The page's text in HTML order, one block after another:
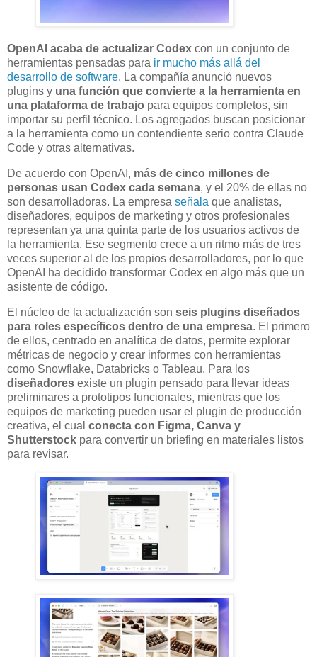
OpenAI acaba de actualizar Codex con un conjunto de
herramientas pensadas para ir mucho más allá del
desarrollo de software. La compañía anunció nuevos
plugins y una función que convierte a la herramienta en
una plataforma de trabajo para equipos completos, sin
importar su perfil técnico. Los agregados buscan posicionar
a la herramienta como un contendiente serio contra Claude
Code y otras alternativas.
De acuerdo con OpenAI, más de cinco millones de
personas usan Codex cada semana, y el 20% de ellas no
son desarrolladoras. La empresa señala que analistas,
diseñadores, equipos de marketing y otros profesionales
representan ya una quinta parte de los usuarios activos de
la herramienta. Ese segmento crece a un ritmo más de tres
veces superior al de los propios desarrolladores, por lo que
OpenAI ha decidido transformar Codex en algo más que un
asistente de código.
El núcleo de la actualización son seis plugins diseñados
para roles específicos dentro de una empresa. El primero
de ellos, centrado en analítica de datos, permite explorar
métricas de negocio y crear informes con herramientas
como Snowflake, Databricks o Tableau. Para los
diseñadores existe un plugin pensado para llevar ideas
preliminares a prototipos funcionales, mientras que los
equipos de marketing pueden usar el plugin de producción
creativa, el cual conecta con Figma, Canva y
Shutterstock para convertir un briefing en materiales listos
para revisar.